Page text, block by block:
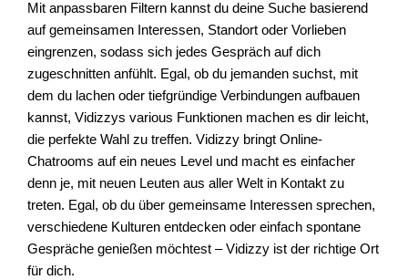
Mit anpassbaren Filtern kannst du deine Suche basierend
auf gemeinsamen Interessen, Standort oder Vorlieben
eingrenzen, sodass sich jedes Gespräch auf dich
zugeschnitten anfühlt. Egal, ob du jemanden suchst, mit
dem du lachen oder tiefgründige Verbindungen aufbauen
kannst, Vidizzys various Funktionen machen es dir leicht,
die perfekte Wahl zu treffen. Vidizzy bringt Online-
Chatrooms auf ein neues Level und macht es einfacher
denn je, mit neuen Leuten aus aller Welt in Kontakt zu
treten. Egal, ob du über gemeinsame Interessen sprechen,
verschiedene Kulturen entdecken oder einfach spontane
Gespräche genießen möchtest – Vidizzy ist der richtige Ort
für dich.